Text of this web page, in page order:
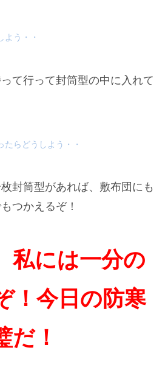
う・・
て行って封筒型の中に入れて
らどうしよう・・
封筒型があれば、敷布団にも
つかえるぞ！
私には一分の
！今日の防寒
だ！